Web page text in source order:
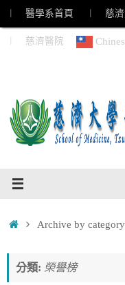
Skip
to
content
︱ 醫學系首頁 ︱ 慈
︱ 慈濟醫院
HomeArchive by
分類: 榮譽榜